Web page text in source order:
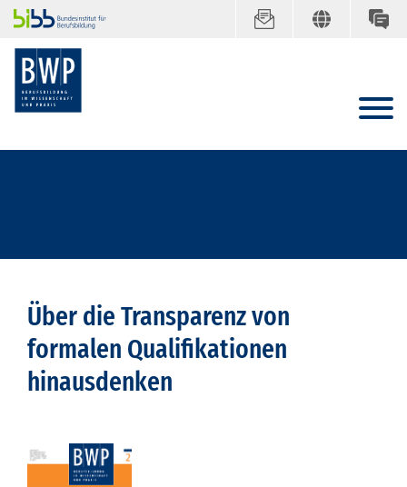
Über die Transparenz von
formalen Qualifikationen
hinausdenken